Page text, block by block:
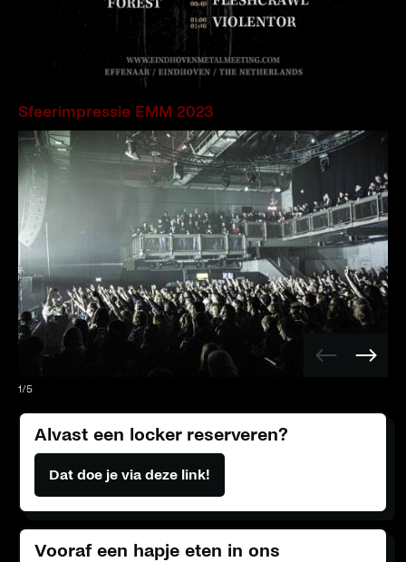
Sfeerimpressie EMM 2023
Vorige
1/5
Alvast een locker reserveren?
Dat doe je via deze link!
Vooraf een hapje eten in ons